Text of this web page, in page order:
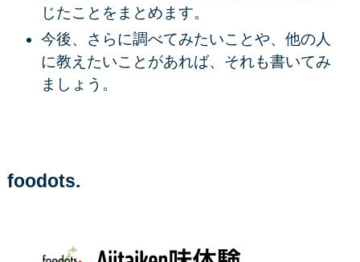
じたことをまとめます。
今後、さらに調べてみたいことや、他の人
に教えたいことがあれば、それも書いてみ
ましょう。
foodots.